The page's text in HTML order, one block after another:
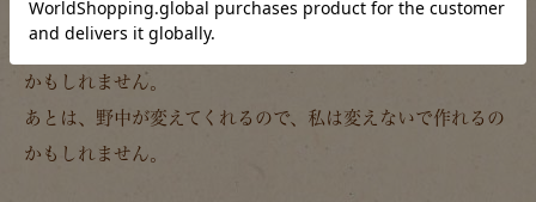
私は、たぶん大きくは変えないと思います。変えたくないの
かもしれません。
あとは、野中が変えてくれるので、私は変えないで作れるの
かもしれません。